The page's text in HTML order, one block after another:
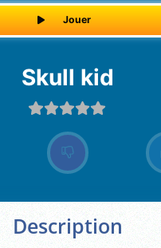
Jouer
Skull kid
Description